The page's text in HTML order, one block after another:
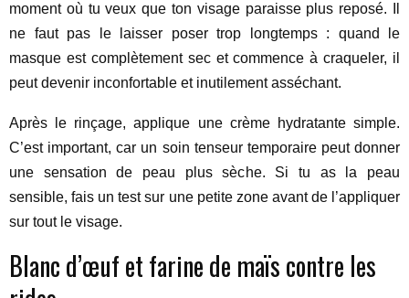
moment où tu veux que ton visage paraisse plus reposé. Il
ne faut pas le laisser poser trop longtemps : quand le
masque est complètement sec et commence à craqueler, il
peut devenir inconfortable et inutilement asséchant.
Après le rinçage, applique une crème hydratante simple.
C’est important, car un soin tenseur temporaire peut donner
une sensation de peau plus sèche. Si tu as la peau
sensible, fais un test sur une petite zone avant de l’appliquer
sur tout le visage.
Blanc d’œuf et farine de maïs contre les